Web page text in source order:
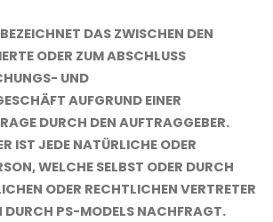
DAS ZWISCHEN DEN
ODER ZUM ABSCHLUSS
UND
AUFGRUND EINER
DURCH DEN AUFTRAGGEBER.
IST JEDE NATÜRLICHE ODER
WELCHE SELBST ODER DURCH
ODER RECHTLICHEN VERTRETER
DURCH PS-MODELS NACHFRAGT.